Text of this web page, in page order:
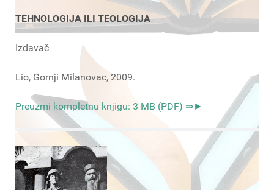
TEHNOLOGIJA ILI TEOLOGIJA
Izdavač
Lio, Gornji Milanovac, 2009.
Preuzmi kompletnu knjigu: 3 MB (PDF) ⇒►